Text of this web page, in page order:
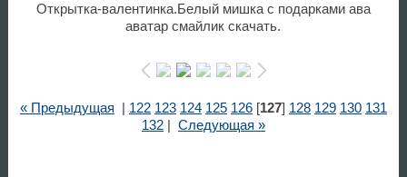
Открытка-валентинка.Белый мишка с подарками ава
аватар смайлик скачать.
« Предыдущая 122 123 124 125 126[127] 128 129 130 131
132| Следующая »